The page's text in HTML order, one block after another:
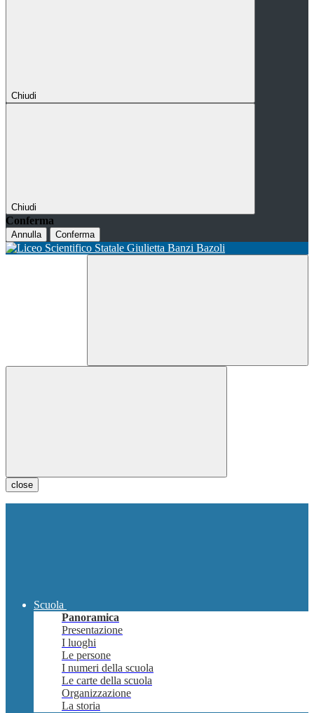
Chiudi
Chiudi
Conferma
Annulla Conferma
close
Scuola
Panoramica
Presentazione
I luoghi
Le persone
I numeri della scuola
Le carte della scuola
Organizzazione
La storia